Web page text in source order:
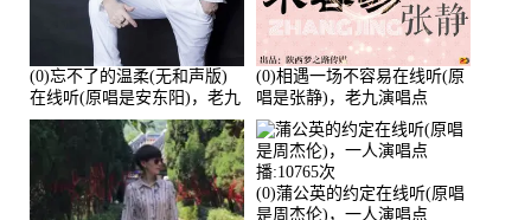
(0)忘不了的温柔(无和声版)
在线听(原唱是安东阳)，老九
演唱点播:17392次
(0)相遇一场不容易在线听(原
唱是张静)，老九演唱点
播:11453次
(0)蒲公英的约定在线听(原唱
是周杰伦)，一人演唱点